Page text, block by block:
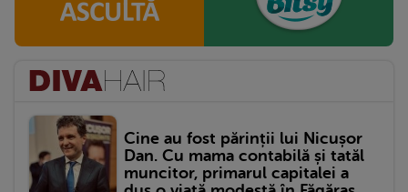
Cine au fost părinții lui Nicușor
Dan. Cu mama contabilă și tatăl
muncitor, primarul capitalei a